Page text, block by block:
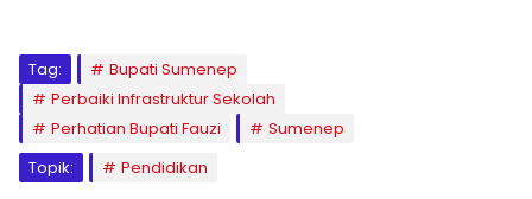
Tag:
Bupati Sumenep
Perbaiki Infrastruktur Sekolah
Perhatian Bupati Fauzi
Sumenep
Topik:
Pendidikan